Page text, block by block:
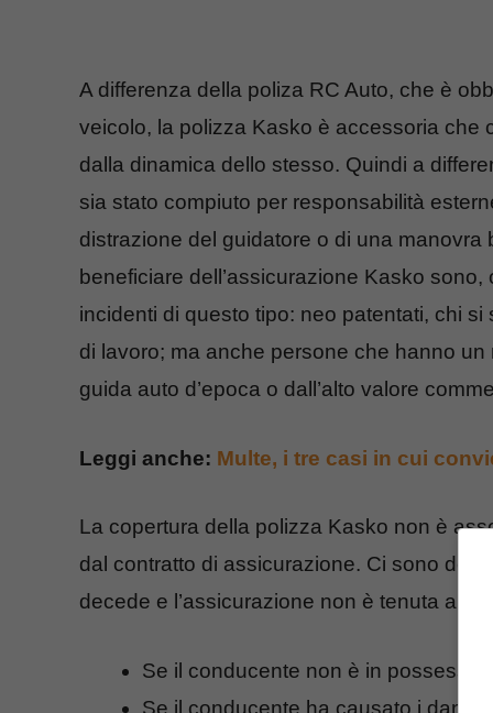
A differenza della poliza RC Auto, che è
veicolo, la polizza Kasko è accessoria che
dalla dinamica dello stesso. Quindi a
sia stato compiuto per responsabilità
distrazione del guidatore o di una manovra
beneficiare dell’assicurazione Kasko
incidenti di questo tipo: neo patentati, chi
di lavoro; ma anche persone che hanno
guida auto d’epoca o dall’alto valore
Leggi anche: Multe, i tre casi in cui
La copertura della polizza Kasko non è
dal contratto di assicurazione. Ci sono dei
decede e l’assicurazione non è tenuta a
Se il conducente non è in possesso
Se il conducente ha causato i danni